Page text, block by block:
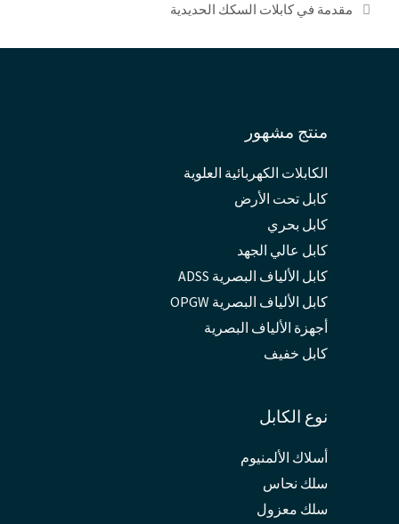
مقدمة في كابلات السكك الحديدية
منتج مشهور
الكابلات الكهربائية العلوية
كابل تحت الأرض
كابل بحري
كابل عالي الجهد
كابل الألياف البصرية ADSS
كابل الألياف البصرية OPGW
أجهزة الألياف البصرية
كابل خفيف
نوع الكابل
أسلاك الألمنيوم
سلك نحاس
سلك معزول